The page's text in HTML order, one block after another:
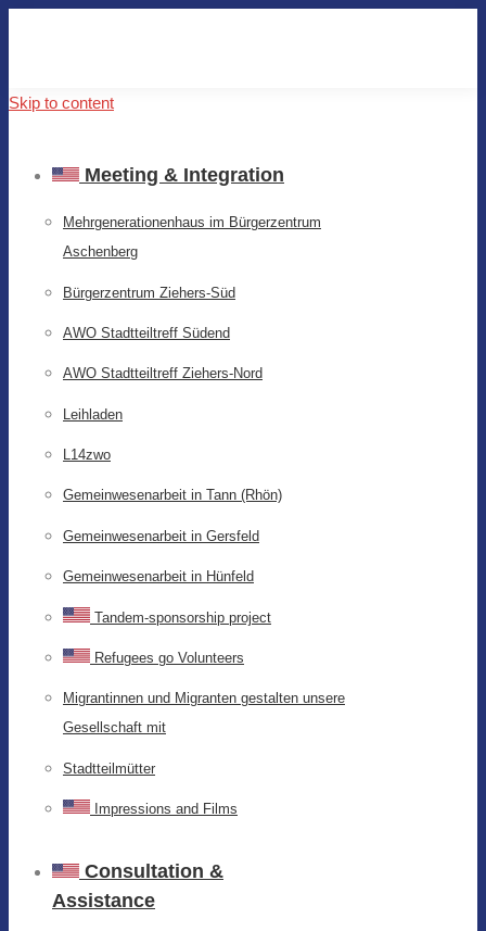
Skip to content
Meeting & Integration
Mehrgenerationenhaus im Bürgerzentrum
Aschenberg
Bürgerzentrum Ziehers-Süd
AWO Stadtteiltreff Südend
AWO Stadtteiltreff Ziehers-Nord
Leihladen
L14zwo
Gemeinwesenarbeit in Tann (Rhön)
Gemeinwesenarbeit in Gersfeld
Gemeinwesenarbeit in Hünfeld
Tandem-sponsorship project
Refugees go Volunteers
Migrantinnen und Migranten gestalten unsere
Gesellschaft mit
Stadtteilmütter
Impressions and Films
Consultation &
Assistance